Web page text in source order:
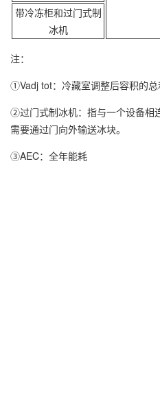
带冷冻柜和过门式制
冰机
注：
①Vadj tot：冷藏室调整后容积的总
②过门式制冰机：指与一个设备相
需要通过门向外输送冰块。
③AEC：全年能耗